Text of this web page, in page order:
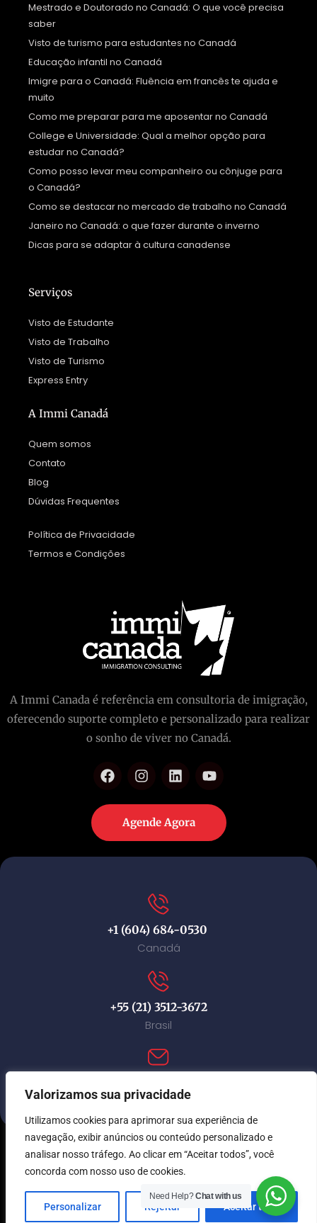
Valorizamos sua privacidade
Utilizamos cookies para aprimorar sua experiência de
navegação, exibir anúncios ou conteúdo personalizado e
analisar nosso tráfego. Ao clicar em “Aceitar todos”, você
concorda com nosso uso de cookies.
Personalizar Rejeitar Aceitar tudo
Mestrado e Doutorado no Canadá: O que você precisa
saber
Visto de turismo para estudantes no Canadá
Educação infantil no Canadá
Imigre para o Canadá: Fluência em francês te ajuda e
muito
Como me preparar para me aposentar no Canadá
College e Universidade: Qual a melhor opção para
estudar no Canadá?
Como posso levar meu companheiro ou cônjuge para
o Canadá?
Como se destacar no mercado de trabalho no Canadá
Janeiro no Canadá: o que fazer durante o inverno
Dicas para se adaptar à cultura canadense
Serviços
Visto de Estudante
Visto de Trabalho
Visto de Turismo
Express Entry
A Immi Canadá
Quem somos
Contato
Blog
Dúvidas Frequentes
Política de Privacidade
Termos e Condições
A Immi Canada é referência em consultoria de imigração,
oferecendo suporte completo e personalizado para realizar
o sonho de viver no Canadá.
Agende Agora
+1 (604) 684-0530
Canadá
+55 (21) 3512-3672
Brasil
© Immi Canada 2026. Todos os direitos reservados.
Need Help?Chat with us